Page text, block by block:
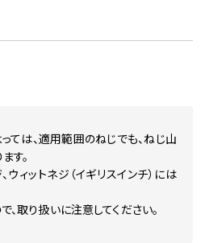
ては、適用範囲のねじでも、ねじ山
す。
ィットネジ（イギリスインチ）には
取り扱いに注意してください。